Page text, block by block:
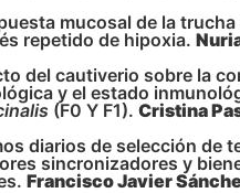
mucosal de la
repetido de hipoxia.
del cautiverio sobre la
y el estado
(F0 Y F1). Cristina
diarios de selección de
sincronizadores y
Francisco Javier